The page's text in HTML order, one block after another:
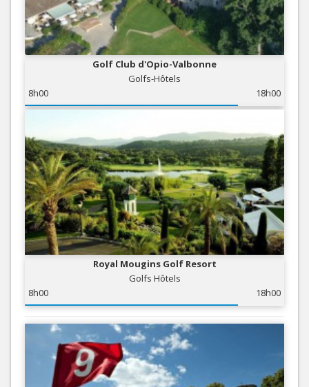
Golf Club d'Opio-Valbonne
Golfs-Hôtels
8h00
18h00
Royal Mougins Golf Resort
Golfs Hôtels
8h00
18h00